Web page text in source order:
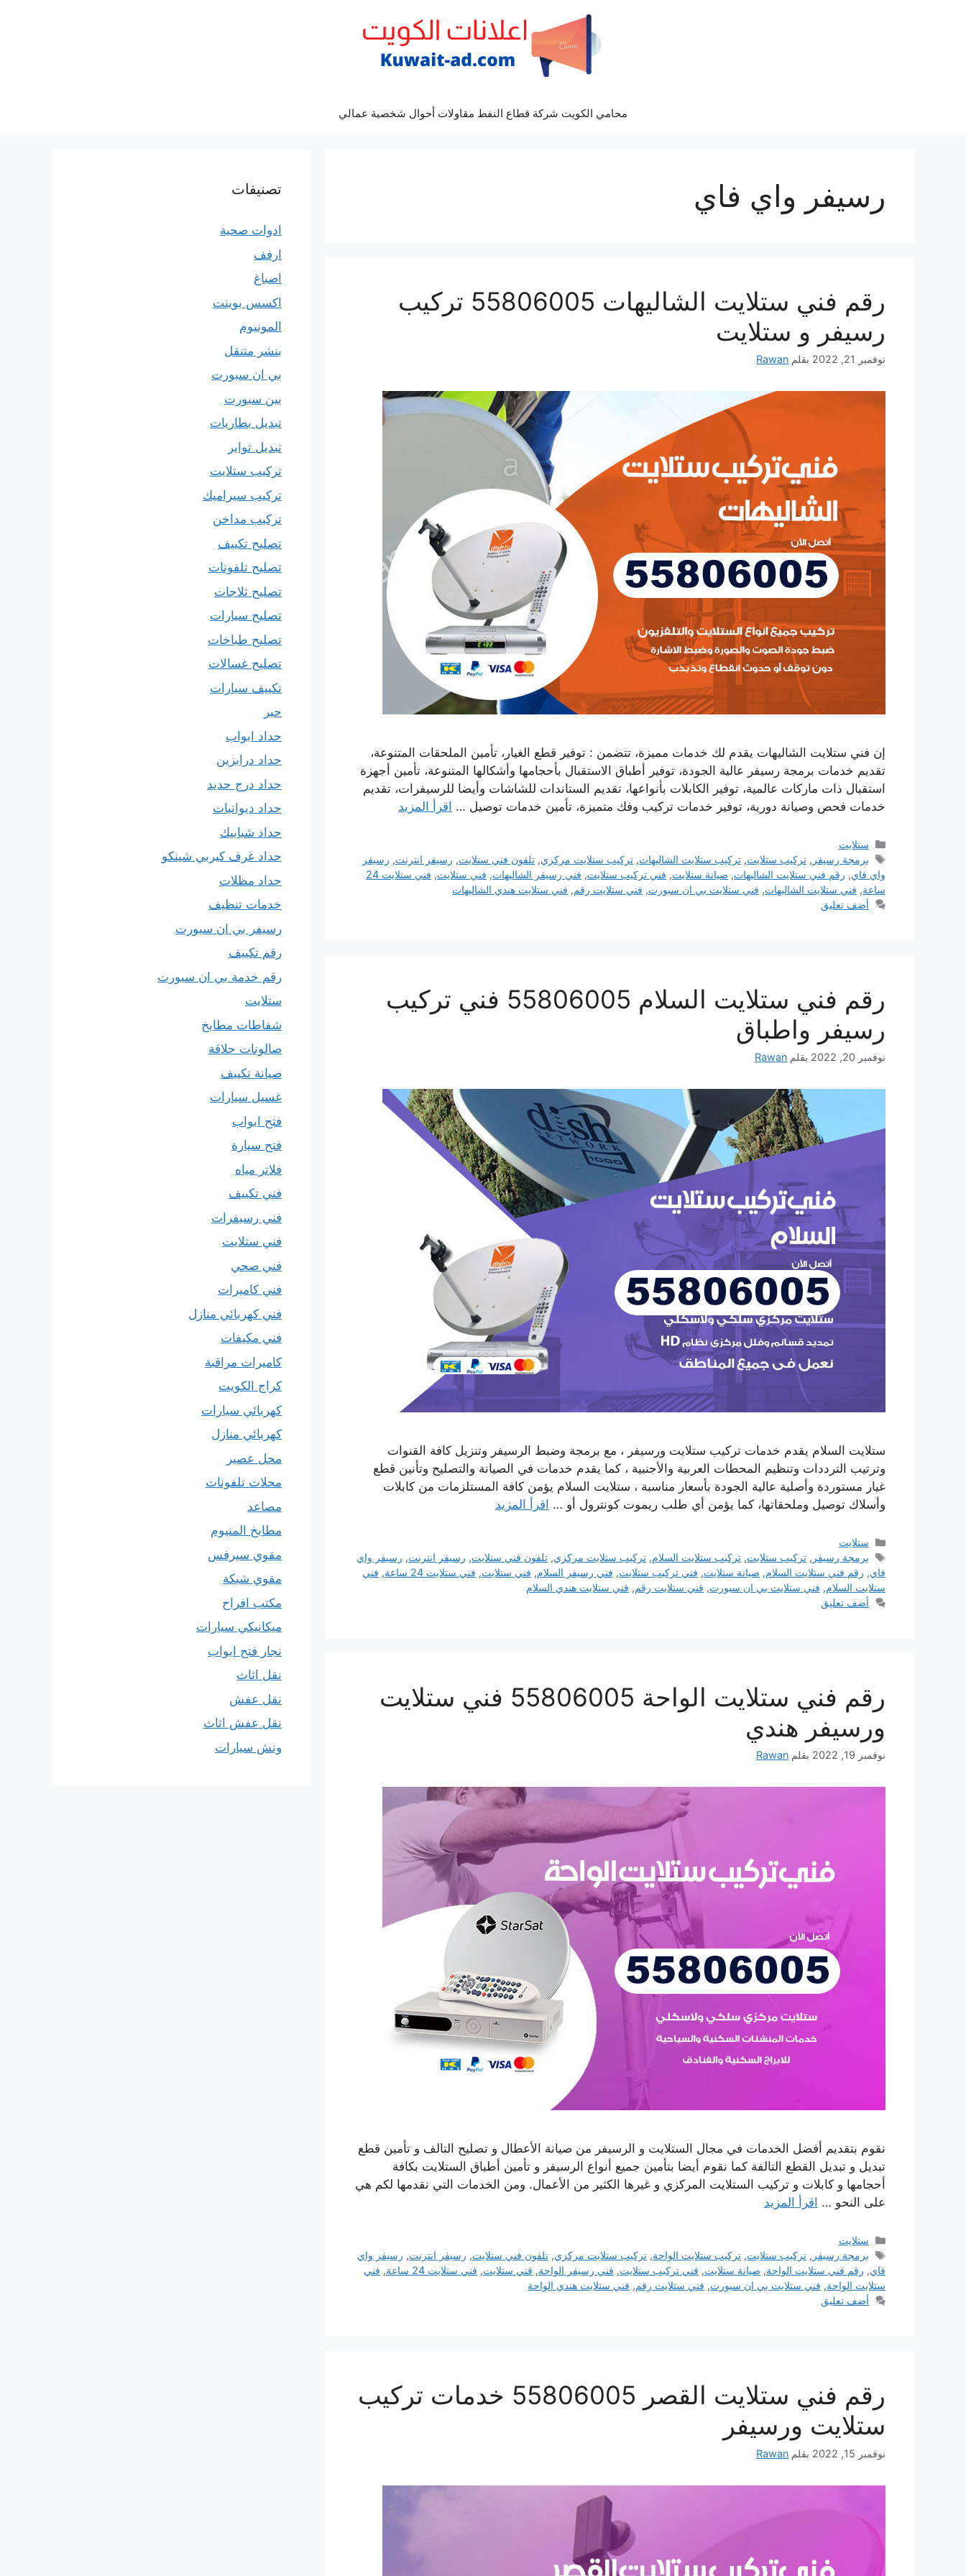
محامي الكويت شركة قطاع النفط مقاولات أحوال شخصية عمالي
رسيفر واي فاي
رقم فني ستلايت الشاليهات 55806005 تركيب
رسيفر و ستلايت
نوفمبر 21, 2022 بقلم Rawan
إن فني ستلايت الشاليهات يقدم لك خدمات مميزة، تتضمن : توفير قطع الغيار، تأمين الملحقات المتنوعة،
تقديم خدمات برمجة رسيفر عالية الجودة، توفير أطباق الاستقبال بأحجامها وأشكالها المتنوعة، تأمين أجهزة
استقبال ذات ماركات عالمية، توفير الكابلات بأنواعها، تقديم الستاندات للشاشات وأيضا للرسيفرات، تقديم
خدمات فحص وصيانة دورية، توفير خدمات تركيب وفك متميزة، تأمين خدمات توصيل … اقرأ المزيد
التصنيفات
ستلايت
الوسوم
برمجة رسيفر ,تركيب ستلايت,تركيب ستلايت الشاليهات,تركيب ستلايت مركزي,تلفون فني ستلايت, رسيفر انترنت, رسيفر
واي فاي, رقم فني ستلايت الشاليهات, صيانة ستلايت, فني تركيب ستلايت, فني رسيفر الشاليهات, فني ستلايت,
فني ستلايت 24
ساعة, فني ستلايت الشاليهات, فني ستلايت بي ان سبورت, فني ستلايت رقم, فني ستلايت هندي الشاليهات
أضف تعليق
رقم فني ستلايت السلام 55806005 فني تركيب
رسيفر واطباق
نوفمبر 20, 2022 بقلم Rawan
ستلايت السلام يقدم خدمات تركيب ستلايت ورسيفر ، مع برمجة وضبط الرسيفر وتنزيل كافة القنوات
وترتيب الترددات وتنظيم المحطات العربية والأجنبية ، كما يقدم خدمات في الصيانة والتصليح وتأنين قطع
غيار مستوردة وأصلية عالية الجودة بأسعار مناسبة ، ستلايت السلام يؤمن كافة المستلزمات من كابلات
وأسلاك توصيل وملحقاتها، كما يؤمن أي طلب ريموت كونترول أو … اقرأ المزيد
التصنيفات
ستلايت
الوسوم
برمجة رسيفر ,تركيب ستلايت,تركيب ستلايت السلام,تركيب ستلايت مركزي,تلفون فني ستلايت, رسيفر انترنت, رسيفر واي
فاي, رقم فني ستلايت السلام, صيانة ستلايت, فني تركيب ستلايت, فني رسيفر السلام, فني ستلايت, فني ستلايت 24 ساعة , فني
ستلايت السلام, فني ستلايت بي ان سبورت, فني ستلايت رقم, فني ستلايت هندي السلام
أضف تعليق
رقم فني ستلايت الواحة 55806005 فني ستلايت
ورسيفر هندي
نوفمبر 19, 2022 بقلم Rawan
نقوم بتقديم أفضل الخدمات في مجال الستلايت و الرسيفر من صيانة الأعطال و تصليح التالف و تأمين قطع
تبديل و تبديل القطع التالفة كما نقوم أيضا بتأمين جميع أنواع الرسيفر و تأمين أطباق الستلايت بكافة
أحجامها و كابلات و تركيب الستلايت المركزي و غيرها الكثير من الأعمال. ومن الخدمات التي نقدمها لكم هي
على النحو … اقرأ المزيد
التصنيفات
ستلايت
الوسوم
برمجة رسيفر ,تركيب ستلايت,تركيب ستلايت الواحة,تركيب ستلايت مركزي,تلفون فني ستلايت, رسيفر انترنت, رسيفر واي
فاي, رقم فني ستلايت الواحة, صيانة ستلايت, فني تركيب ستلايت, فني رسيفر الواحة, فني ستلايت, فني ستلايت 24 ساعة , فني
ستلايت الواحة, فني ستلايت بي ان سبورت, فني ستلايت رقم, فني ستلايت هندي الواحة
أضف تعليق
رقم فني ستلايت القصر 55806005 خدمات تركيب
ستلايت ورسيفر
نوفمبر 15, 2022 بقلم Rawan
تصنيفات
ادوات صحية
ارفف
اصباغ
اكسس بوينت
المونيوم
بنشر متنقل
بي ان سبورت
بين سبورت
تبديل بطاريات
تبديل تواير
تركيب ستلايت
تركيب سيراميك
تركيب مداخن
تصليح تكييف
تصليح تلفونات
تصليح ثلاجات
تصليح سيارات
تصليح طباخات
تصليح غسالات
تكييف سيارات
حبر
حداد ابواب
حداد درابزين
حداد درج حديد
حداد ديوانيات
حداد شبابيك
حداد غرف كيربي شينكو
حداد مظلات
خدمات تنظيف
رسيفر بي ان سبورت
رقم تكييف
رقم خدمة بي ان سبورت
ستلايت
شفاطات مطابخ
صالونات حلاقة
صيانة تكييف
غسيل سيارات
فتح ابواب
فتح سيارة
فلاتر مياه
فني تكييف
فني رسيفرات
فني ستلايت
فني صحي
فني كاميرات
فني كهربائي منازل
فني مكيفات
كاميرات مراقبة
كراج الكويت
كهربائي سيارات
كهربائي منازل
محل عصير
محلات تلفونات
مصاعد
مطابخ المنيوم
مقوي سيرفس
مقوي شبكة
مكتب افراح
ميكانيكي سيارات
نجار فتح ابواب
نقل اثاث
نقل عفش
نقل عفش اثاث
ونش سيارات